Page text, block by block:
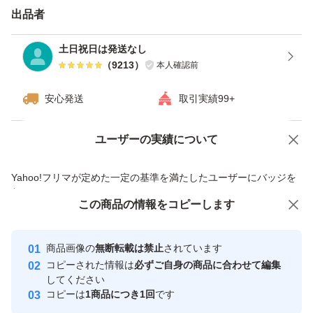
内側が黒色（ブラック）です。
中は透けません。
つの廃棄などにも活用可能です。
枚数は100枚です。
【サイズ】
巾約320mm×高さ約460mm（フタ約40mm含む）
【厚さ】
0.085ミリ程度ですがさわった感じもう少し薄い感じで
出品者
土日祝日は発送なし
（9213） 本人確認前
安心発送 取引実績99+
ユーザーの実績について
Yahoo!フリマが定めた一定の基準を満たしたユーザーにバッジを
付与しています
安心取引出品者
心・安全なユーザーです
取引実績
価格の相談 商品への質問
この商品の情報をコピーします
商品画像の無断転載は禁止されています
コピーされた情報は必ずご自身の商品に合わせて編集
してください
コピーは1商品につき1回です
この商品をみている人にオススメ